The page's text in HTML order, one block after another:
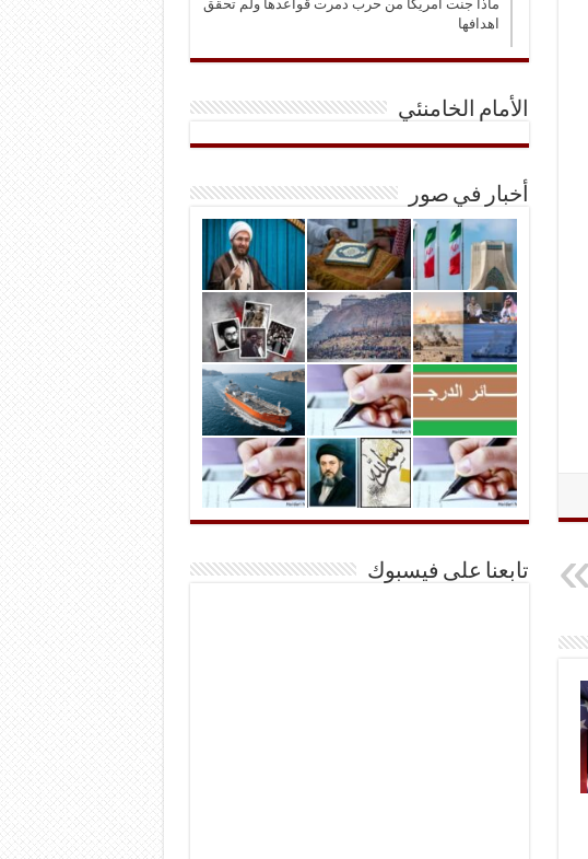
ماذا جنت أمريكا من حرب دمرت قواعدها ولم تحقق
اهدافها
الأمام الخامنئي
أخبار في صور
تابعنا على فيسبوك